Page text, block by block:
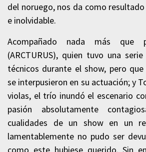
del noruego, nos da como
e inolvidable.
Acompañado nada más que
(ARCTURUS), quien tuvo una
técnicos durante el show, pero que
se interpusieron en su actuación; y
violas, el trío inundó el escenario
pasión absolutamente
cualidades de un show en un
lamentablemente no pudo ser
como este hubiese querido. Sin